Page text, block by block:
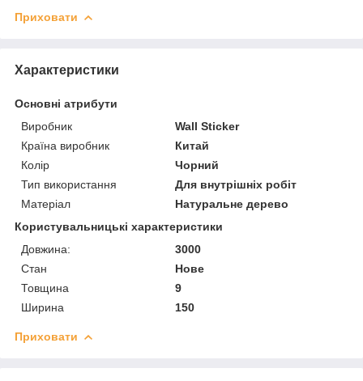
Приховати
Характеристики
Основні атрибути
Виробник
Wall Sticker
Країна виробник
Китай
Колір
Чорний
Тип використання
Для внутрішніх робіт
Матеріал
Натуральне дерево
Користувальницькі характеристики
Довжина:
3000
Стан
Нове
Товщина
9
Ширина
150
Приховати